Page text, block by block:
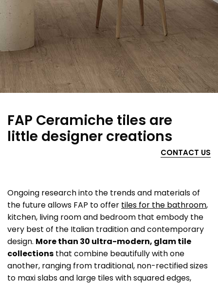
FAP Ceramiche tiles are
little designer creations
CONTACT US
Ongoing research into the trends and materials of
the future allows FAP to offer tiles for the bathroom,
kitchen, living room and bedroom that embody the
very best of the Italian tradition and contemporary
design. More than 30 ultra-modern, glam tile
collections that combine beautifully with one
another, ranging from traditional, non-rectified sizes
to maxi slabs and large tiles with squared edges,